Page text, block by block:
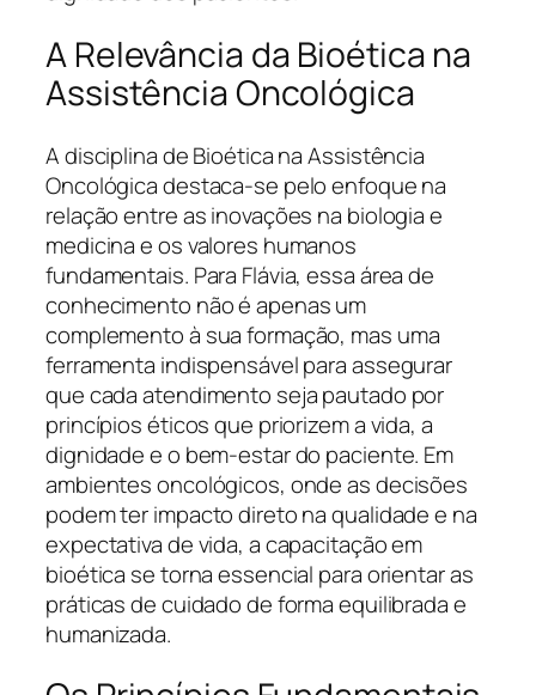
A Relevância da Bioética na
Assistência Oncológica
A disciplina de Bioética na Assistência
Oncológica destaca-se pelo enfoque na
relação entre as inovações na biologia e
medicina e os valores humanos
fundamentais. Para Flávia, essa área de
conhecimento não é apenas um
complemento à sua formação, mas uma
ferramenta indispensável para assegurar
que cada atendimento seja pautado por
princípios éticos que priorizem a vida, a
dignidade e o bem-estar do paciente. Em
ambientes oncológicos, onde as decisões
podem ter impacto direto na qualidade e na
expectativa de vida, a capacitação em
bioética se torna essencial para orientar as
práticas de cuidado de forma equilibrada e
humanizada.